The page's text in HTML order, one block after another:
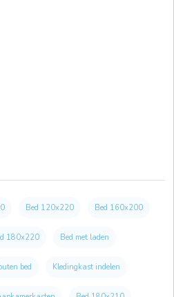
Bed 120x220 Bed 160x200
180x220 Bed met laden
bed Kledingkast indelen